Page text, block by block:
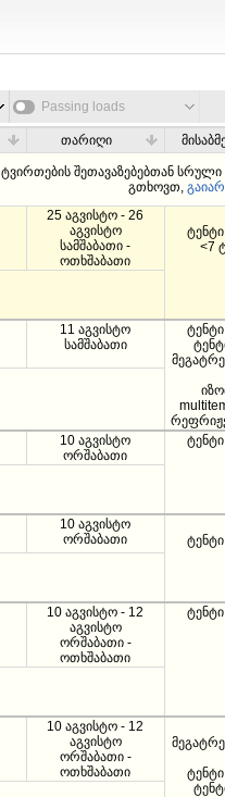
Passing loads
თარიღი
ტვირთების შეთავაზებებთან
გთხოვთ,
25 აგვისტო - 26
აგვისტო
სამშაბათი -
ოთხშაბათი
<7
11 აგვისტო
სამშაბათი
10 აგვისტო
ორშაბათი
10 აგვისტო
ორშაბათი
10 აგვისტო - 12
აგვისტო
ორშაბათი -
ოთხშაბათი
10 აგვისტო - 12
აგვისტო
ორშაბათი -
ოთხშაბათი